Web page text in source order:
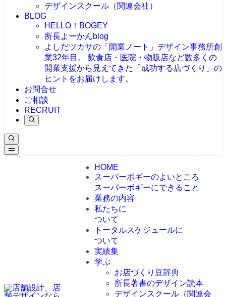
デザインスクール（関連会社）
BLOG
HELLO！BOGEY
所長よーかんblog
よしだツカサの「開業ノート」 デザイン事務所創
業32年目。 飲食店・医院・物販店など数多くの
開業支援から見えてきた「成功する店づくり」の
ヒントをお届けします。
お問合せ
ご相談
RECRUIT
HOME
スーパーボギーのよいところ
スーパーボギーにできること
業務の内容
私たちに
ついて
トータルスケジュールに
ついて
実績集
学ぶ
お店づくり豆辞典
所長著書のデザイン読本
デザインスクール（関連会